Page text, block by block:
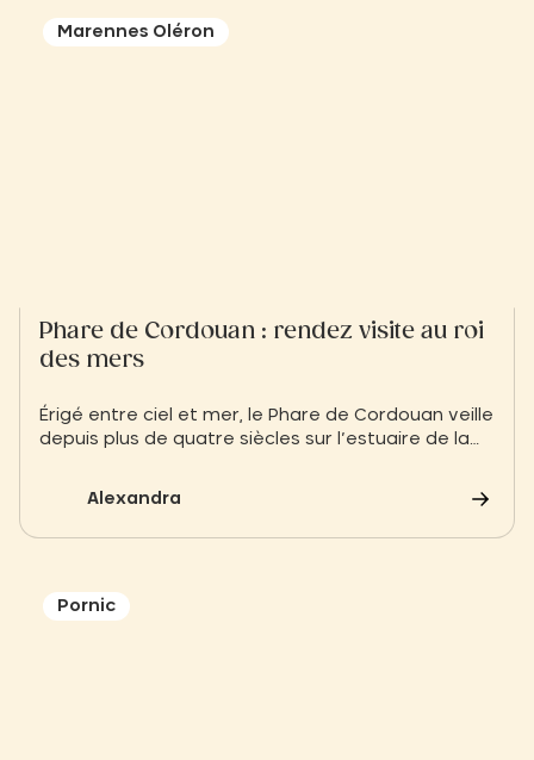
Marennes Oléron
Phare de Cordouan : rendez visite au roi
des mers
Érigé entre ciel et mer, le Phare de Cordouan veille
depuis plus de quatre siècles sur l’estuaire de la
Alexandra
Pornic